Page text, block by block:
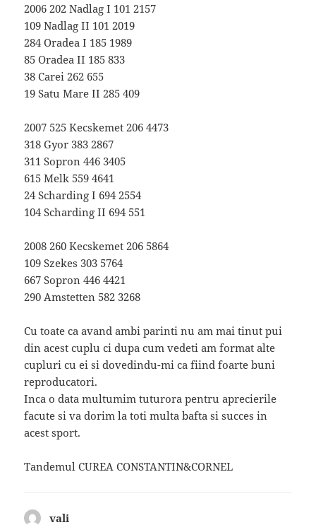
2006 202 Nadlag I 101 2157
109 Nadlag II 101 2019
284 Oradea I 185 1989
85 Oradea II 185 833
38 Carei 262 655
19 Satu Mare II 285 409
2007 525 Kecskemet 206 4473
318 Gyor 383 2867
311 Sopron 446 3405
615 Melk 559 4641
24 Scharding I 694 2554
104 Scharding II 694 551
2008 260 Kecskemet 206 5864
109 Szekes 303 5764
667 Sopron 446 4421
290 Amstetten 582 3268
Cu toate ca avand ambi parinti nu am mai tinut pui
din acest cuplu ci dupa cum vedeti am format alte
cupluri cu ei si dovedindu-mi ca fiind foarte buni
reproducatori.
Inca o data multumim tuturora pentru aprecierile
facute si va dorim la toti multa bafta si succes in
acest sport.
Tandemul CUREA CONSTANTIN&CORNEL
vali